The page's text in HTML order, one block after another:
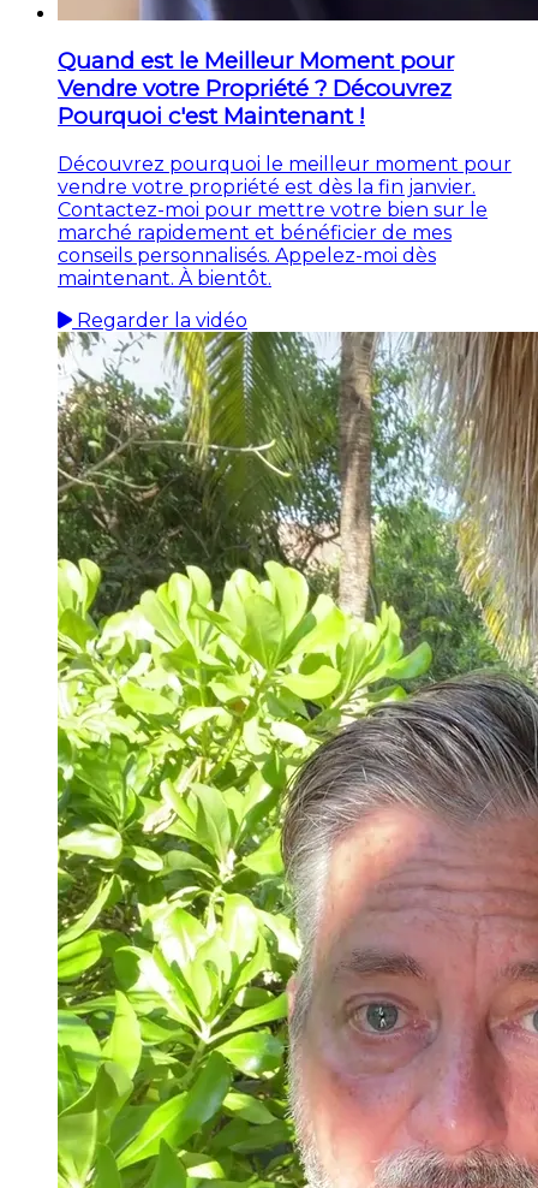
Quand est le Meilleur Moment pour
Vendre votre Propriété ? Découvrez
Pourquoi c'est Maintenant !
Découvrez pourquoi le meilleur moment pour
vendre votre propriété est dès la fin janvier.
Contactez-moi pour mettre votre bien sur le
marché rapidement et bénéficier de mes
conseils personnalisés. Appelez-moi dès
maintenant. À bientôt.
Regarder la vidéo